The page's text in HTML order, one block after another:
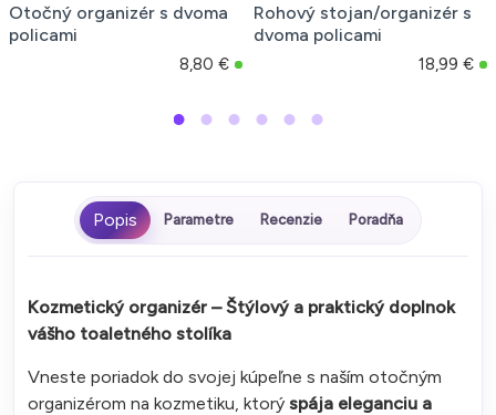
Otočný organizér s dvoma
policami
8,80 €
Rohový stojan/organizér s
dvoma policami
18,99 €
Parametre Recenzie Poradňa
Kozmetický organizér – Štýlový a praktický doplnok
vášho toaletného stolíka
Vneste poriadok do svojej kúpeľne s naším otočným
organizérom na kozmetiku, ktorý spája eleganciu a